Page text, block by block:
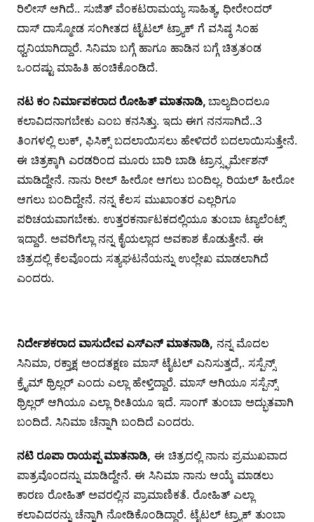
ರಿಲೀಸ್ ಆಗಿದೆ.. ಸುಜಿತ್ ವೆಂಕಟರಾಮಯ್ಯ ಸಾಹಿತ್ಯ, ಧೀರೇಂದರ್
ದಾಸ್ ದಾಸ್ಮೋಡ ಸಂಗೀತದ ಟೈಟಲ್ ಟ್ರ್ಯಾಕ್ ಗೆ ವಸಿಷ್ಠ ಸಿಂಹ
ಧ್ವನಿಯಾಗಿದ್ದಾರೆ. ಸಿನಿಮಾ ಬಗ್ಗೆ ಹಾಗೂ ಹಾಡಿನ ಬಗ್ಗೆ ಚಿತ್ರತಂಡ
ಒಂದಷ್ಟು ಮಾಹಿತಿ ಹಂಚಿಕೊಂಡಿದೆ.
ನಟ ಕಂ ನಿರ್ಮಾಪಕರಾದ ರೋಹಿತ್ ಮಾತನಾಡಿ, ಬಾಲ್ಯದಿಂದಲೂ
ಕಲಾವಿದನಾಗಬೇಕು ಎಂಬ ಕನಸಿತ್ತು. ಇದು ಈಗ ನನಸಾಗಿದೆ..3
ತಿಂಗಳಲ್ಲಿ ಲುಕ್, ಫಿಸಿಕ್ಸ್ ಬದಲಾಯಿಸಲು ಹೇಳಿದರೆ ಬದಲಾಯಿಸುತ್ತೇನೆ.
ಈ ಚಿತ್ರಕ್ಕಾಗಿ ಎರಡರಿಂದ ಮೂರು ಬಾರಿ ಬಾಡಿ ಟ್ರಾನ್ಸ್ಫರ್ಮೇಶನ್
ಮಾಡಿದ್ದೇನೆ. ನಾನು ರೀಲ್ ಹೀರೋ ಆಗಲು ಬಂದಿಲ್ಲ. ರಿಯಲ್ ಹೀರೋ
ಆಗಲು ಬಂದಿದ್ದೇನೆ. ನನ್ನ ಕೆಲಸ ಮುಖಾಂತರ ಎಲ್ಲರಿಗೂ
ಪರಿಚಯವಾಗಬೇಕು. ಉತ್ತರಕರ್ನಾಟಕದಲ್ಲಿಯೂ ತುಂಬಾ ಟ್ಯಾಲೆಂಟ್ಸ್
ಇದ್ದಾರೆ. ಅವರಿಗೆಲ್ಲಾ ನನ್ನ ಕೈಯಲ್ಲಾದ ಅವಕಾಶ ಕೊಡುತ್ತೇನೆ. ಈ
ಚಿತ್ರದಲ್ಲಿ ಕೆಲವೊಂದು ಸತ್ಯಘಟನೆಯನ್ನು ಉಲ್ಲೇಖ ಮಾಡಲಾಗಿದೆ
ಎಂದರು.
ನಿರ್ದೇಶಕರಾದ ವಾಸುದೇವ ಎಸ್ಎನ್ ಮಾತನಾಡಿ, ನನ್ನ ಮೊದಲ
ಸಿನಿಮಾ, ರಕ್ತಾಕ್ಷ ಅಂದತಕ್ಷಣ ಮಾಸ್ ಟೈಟಲ್ ಎನಿಸುತ್ತದೆ,. ಸಸ್ಪೆನ್ಸ್
ಕ್ರೈಮ್ ಥ್ರಿಲ್ಲರ್ ಎಂದು ಎಲ್ಲಾ ಹೇಳ್ತಿದ್ದಾರೆ. ಮಾಸ್ ಆಗಿಯೂ ಸಸ್ಪೆನ್ಸ್
ಥ್ರಿಲ್ಲರ್ ಆಗಿಯೂ ಎಲ್ಲಾ ರೀತಿಯೂ ಇದೆ. ಸಾಂಗ್ ತುಂಬಾ ಅದ್ಭುತವಾಗಿ
ಬಂದಿದೆ. ಸಿನಿಮಾ ಚೆನ್ನಾಗಿ ಬಂದಿದೆ ಎಂದರು.
ನಟಿ ರೂಪಾ ರಾಯಪ್ಪ ಮಾತನಾಡಿ, ಈ ಚಿತ್ರದಲ್ಲಿ ನಾನು ಪ್ರಮುಖವಾದ
ಪಾತ್ರವೊಂದನ್ನು ಮಾಡಿದ್ದೇನೆ. ಈ ಸಿನಿಮಾ ನಾನು ಆಯ್ಕೆ ಮಾಡಲು
ಕಾರಣ ರೋಹಿತ್ ಅವರಲ್ಲಿನ ಪ್ರಾಮಾಣಿಕತೆ. ರೋಹಿತ್ ಎಲ್ಲಾ
ಕಲಾವಿದರನ್ನು ಚೆನ್ನಾಗಿ ನೋಡಿಕೊಂಡಿದ್ದಾರೆ. ಟೈಟಲ್ ಟ್ರ್ಯಾಕ್ ತುಂಬಾ